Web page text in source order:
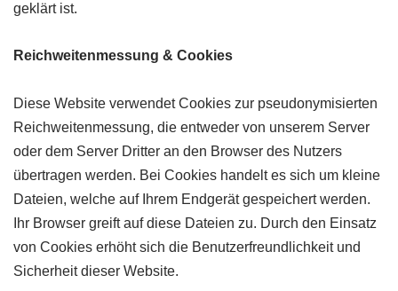
geklärt ist.
Reichweitenmessung & Cookies
Diese Website verwendet Cookies zur pseudonymisierten
Reichweitenmessung, die entweder von unserem Server
oder dem Server Dritter an den Browser des Nutzers
übertragen werden. Bei Cookies handelt es sich um kleine
Dateien, welche auf Ihrem Endgerät gespeichert werden.
Ihr Browser greift auf diese Dateien zu. Durch den Einsatz
von Cookies erhöht sich die Benutzerfreundlichkeit und
Sicherheit dieser Website.